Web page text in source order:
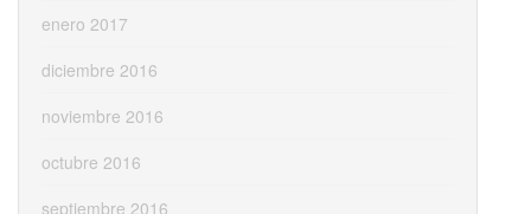
enero 2017
diciembre 2016
noviembre 2016
octubre 2016
septiembre 2016